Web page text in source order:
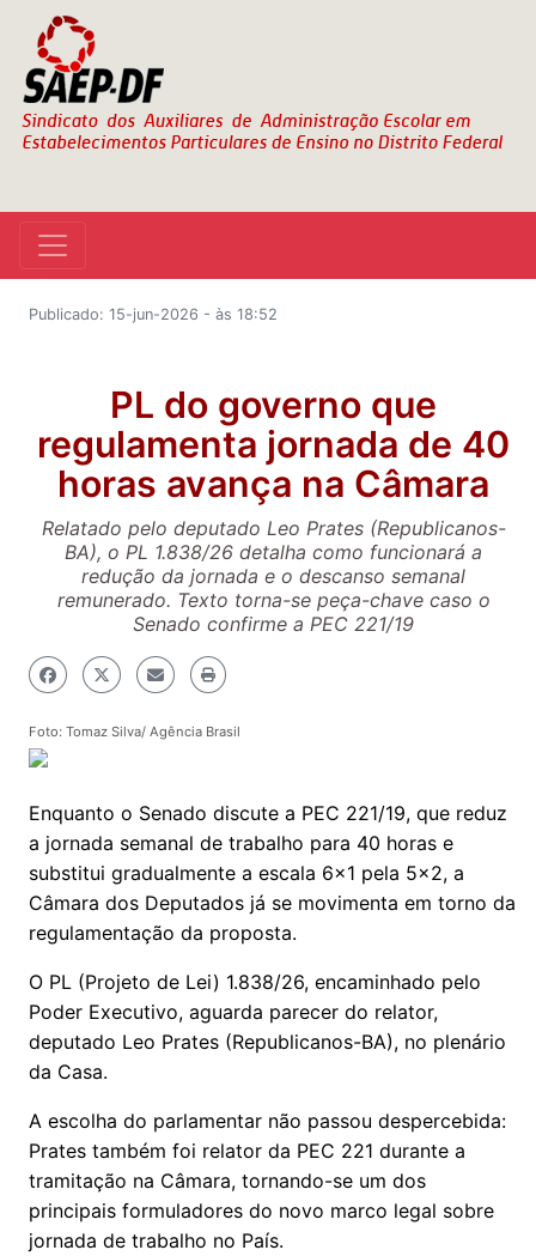
Publicado: 15-jun-2026 - às 18:52
PL do governo que
regulamenta jornada de 40
horas avança na Câmara
Relatado pelo deputado Leo Prates (Republicanos-
BA), o PL 1.838/26 detalha como funcionará a
redução da jornada e o descanso semanal
remunerado. Texto torna-se peça-chave caso o
Senado confirme a PEC 221/19
Foto: Tomaz Silva/ Agência Brasil
Enquanto o Senado discute a PEC 221/19, que reduz
a jornada semanal de trabalho para 40 horas e
substitui gradualmente a escala 6x1 pela 5x2, a
Câmara dos Deputados já se movimenta em torno da
regulamentação da proposta.
O PL (Projeto de Lei) 1.838/26, encaminhado pelo
Poder Executivo, aguarda parecer do relator,
deputado Leo Prates (Republicanos-BA), no plenário
da Casa.
A escolha do parlamentar não passou despercebida:
Prates também foi relator da PEC 221 durante a
tramitação na Câmara, tornando-se um dos
principais formuladores do novo marco legal sobre
jornada de trabalho no País.